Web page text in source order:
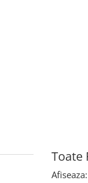
Toate
Afiseaza: